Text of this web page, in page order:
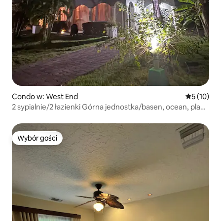
Condo w: West End Średnia
5 (10)
2 sypialnie/2 łazienki Górna jednostka/basen, ocean, plaża
Wybór gości
Wybór gości